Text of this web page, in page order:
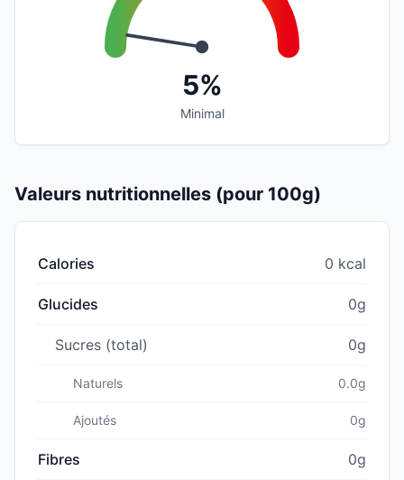
5%
Minimal
Valeurs nutritionnelles (pour 100g)
Calories 0 kcal
Glucides 0g
Sucres (total) 0g
Naturels 0.0g
Ajoutés 0g
Fibres 0g